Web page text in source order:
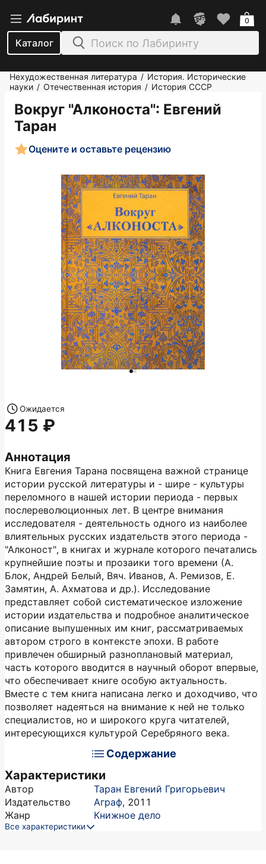
Каталог
0
Нехудожественная литература / История. Исторические
науки / Отечественная история / История СССР
Вокруг "Алконоста": Евгений
Таран
Оцените и оставьте рецензию
Аннотация
Книга Евгения Тарана посвящена важной странице
истории русской литературы и - шире - культуры
переломного в нашей истории периода - первых
послереволюционных лет. В центре внимания
исследователя - деятельность одного из наиболее
влиятельных русских издательств этого периода -
"Алконост", в книгах и журнале которого печатались
крупнейшие поэты и прозаики того времени (А.
Блок, Андрей Белый, Вяч. Иванов, А. Ремизов, Е.
Замятин, А. Ахматова и др.). Исследование
представляет собой систематическое изложение
истории издательства и подробное аналитическое
описание выпушенных им книг, рассматриваемых
автором строго в контексте эпохи. В работе
привлечен обширный разноплановый материал,
часть которого вводится в научный оборот впервые,
что обеспечивает книге особую актуальность.
Вместе с тем книга написана легко и доходчиво, что
позволяет надеяться на внимание к ней не только
специалистов, но и широкого круга читателей,
интересующихся культурой Серебряного века.
Содержание
Характеристики
Автор
Таран Евгений Григорьевич
Издательство
Аграф, 2011
Жанр
Книжное дело
Все характеристики
Ожидается
415